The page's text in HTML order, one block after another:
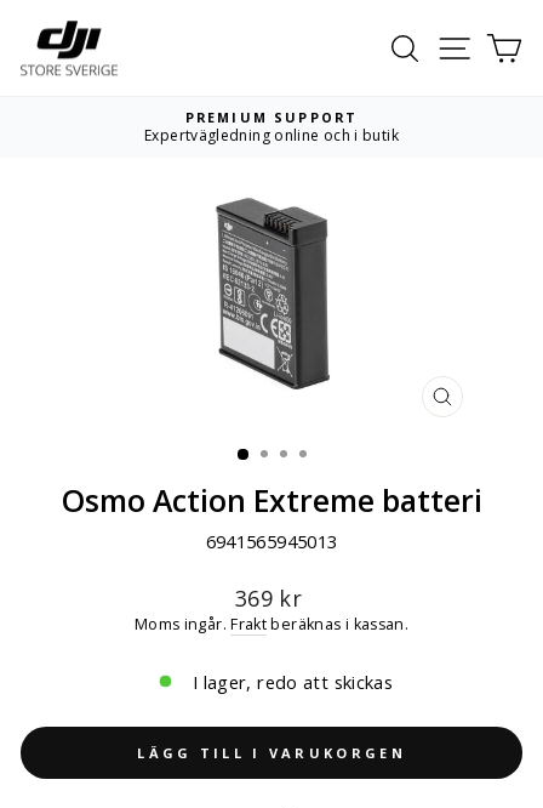
innehållet
Sök
Pausa
PREMIUM SUPPORT
Expertvägledning online och i butik
STÄNG
Osmo Action Extreme batteri
6941565945013
Ordinarie
pris
369 kr
Moms ingår.Fraktberäknas i kassan.
I lager, redo att skickas
LÄGG TILL I VARUKORGEN